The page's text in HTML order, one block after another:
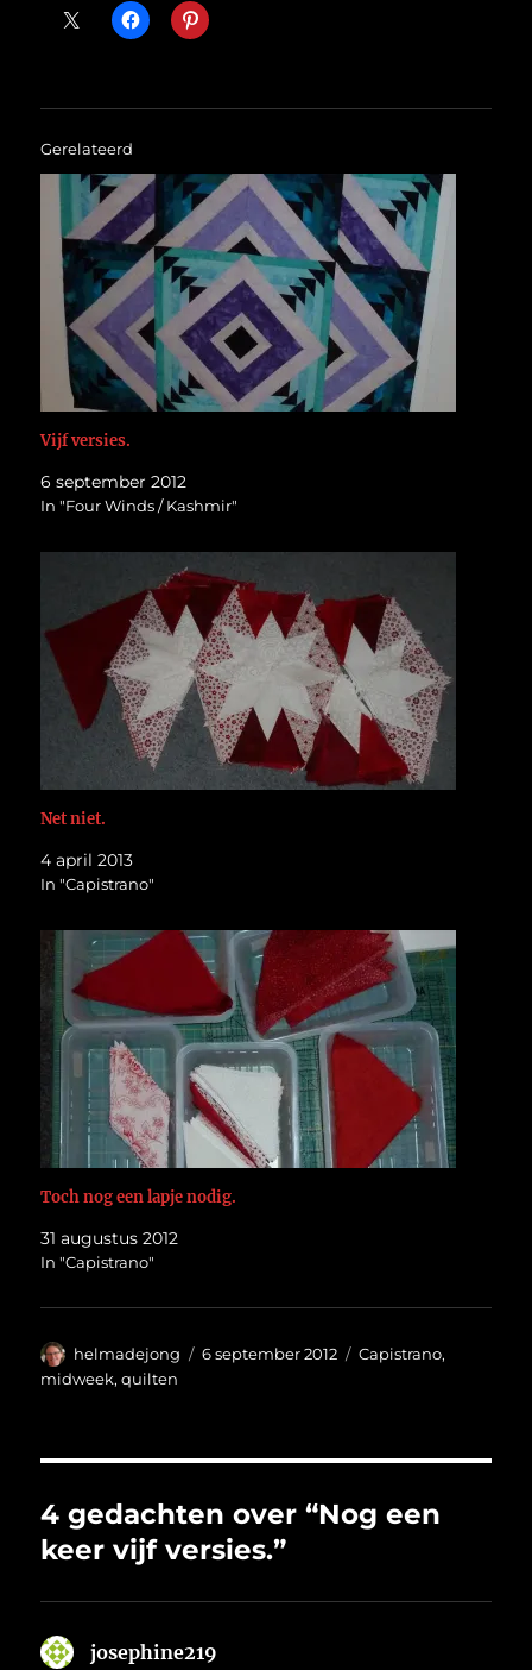
Gerelateerd
Vijf versies.
6 september 2012
In "Four Winds / Kashmir"
Net niet.
4 april 2013
In "Capistrano"
Toch nog een lapje nodig.
31 augustus 2012
In "Capistrano"
Auteur
helmadejong
Geplaatst
6 september 2012 Categorieën
Capistrano,
midweek,quilten
4 gedachten over “Nog een
keer vijf versies.”
josephine219